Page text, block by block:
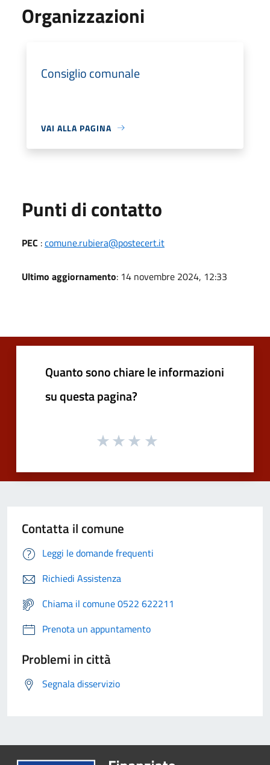
Organizzazioni
Consiglio comunale
VAI ALLA PAGINA
Punti di contatto
PEC :comune.rubiera@postecert.it
Ultimo aggiornamento: 14 novembre 2024, 12:33
Quanto sono chiare le informazioni
su questa pagina?
Contatta il comune
Leggi le domande frequenti
Richiedi Assistenza
Chiama il comune 0522 622211
Prenota un appuntamento
Problemi in città
Segnala disservizio